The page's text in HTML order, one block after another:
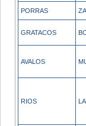
PORRAS
GRATACOS
AVALOS
RIOS